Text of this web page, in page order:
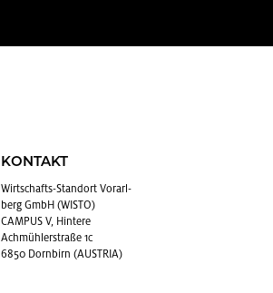
KONTAKT
Wirt­schafts-Stand­ort Vor­arl­
berg GmbH (WISTO)
CAMPUS V, Hintere
Achmühlerstraße 1c
6850 Dornbirn (AUSTRIA)